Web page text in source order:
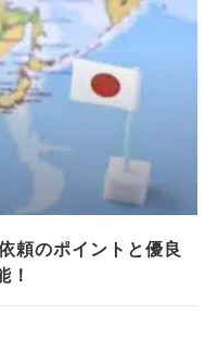
頼のポイントと優良
！